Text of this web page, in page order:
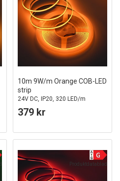
10m 9W/m Orange COB-LED
strip
24V DC, IP20, 320 LED/m
379 kr
Produktdatablad